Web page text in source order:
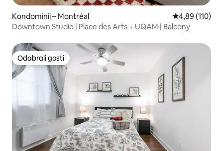
Kondominij – Montréal Prosječna
4,89 (110)
Downtown Studio | Place des Arts + UQAM | Balcony
Odabrali gosti
Odabrali gosti